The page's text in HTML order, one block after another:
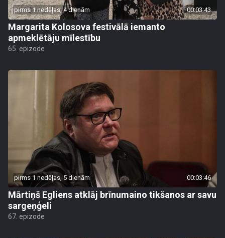
pirms 1 nedēļas, 4 dienām 00:03:43
Margarita Kolosova festivālā iemanto
apmeklētāju mīlestību
65. epizode
pirms 1 nedēļas, 5 dienām 00:03:46
Mārtiņš Egliens atklāj brīnumaino tikšanos ar savu
sargeņģeli
67. epizode